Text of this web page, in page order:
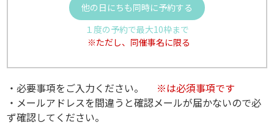
他の日にちも同時に予約する
１度の予約で最大10枠まで
※ただし、同催事名に限る
・必要事項をご入力ください。
※は必須事項です
・メールアドレスを間違うと確認メールが届かないので必
ず確認してください。